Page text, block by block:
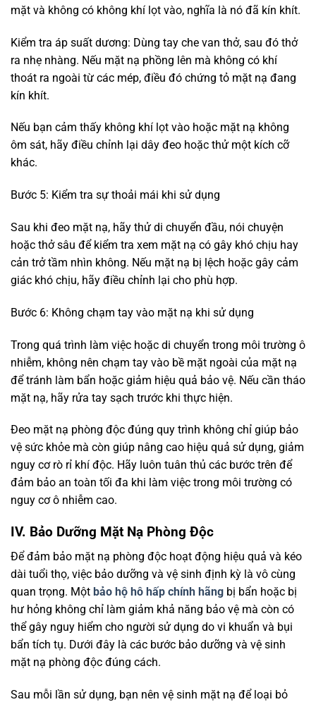
mặt và không có không khí lọt vào, nghĩa là nó đã kín khít.
Kiểm tra áp suất dương: Dùng tay che van thở, sau đó thở
ra nhẹ nhàng. Nếu mặt nạ phồng lên mà không có khí
thoát ra ngoài từ các mép, điều đó chứng tỏ mặt nạ đang
kín khít.
Nếu bạn cảm thấy không khí lọt vào hoặc mặt nạ không
ôm sát, hãy điều chỉnh lại dây đeo hoặc thử một kích cỡ
khác.
Bước 5: Kiểm tra sự thoải mái khi sử dụng
Sau khi đeo mặt nạ, hãy thử di chuyển đầu, nói chuyện
hoặc thở sâu để kiểm tra xem mặt nạ có gây khó chịu hay
cản trở tầm nhìn không. Nếu mặt nạ bị lệch hoặc gây cảm
giác khó chịu, hãy điều chỉnh lại cho phù hợp.
Bước 6: Không chạm tay vào mặt nạ khi sử dụng
Trong quá trình làm việc hoặc di chuyển trong môi trường ô
nhiễm, không nên chạm tay vào bề mặt ngoài của mặt nạ
để tránh làm bẩn hoặc giảm hiệu quả bảo vệ. Nếu cần tháo
mặt nạ, hãy rửa tay sạch trước khi thực hiện.
Đeo mặt nạ phòng độc đúng quy trình không chỉ giúp bảo
vệ sức khỏe mà còn giúp nâng cao hiệu quả sử dụng, giảm
nguy cơ rò rỉ khí độc. Hãy luôn tuân thủ các bước trên để
đảm bảo an toàn tối đa khi làm việc trong môi trường có
nguy cơ ô nhiễm cao.
IV. Bảo Dưỡng Mặt Nạ Phòng Độc
Để đảm bảo mặt nạ phòng độc hoạt động hiệu quả và kéo
dài tuổi thọ, việc bảo dưỡng và vệ sinh định kỳ là vô cùng
quan trọng. Một bảo hộ hô hấp chính hãng bị bẩn hoặc bị
hư hỏng không chỉ làm giảm khả năng bảo vệ mà còn có
thể gây nguy hiểm cho người sử dụng do vi khuẩn và bụi
bẩn tích tụ. Dưới đây là các bước bảo dưỡng và vệ sinh
mặt nạ phòng độc đúng cách.
Sau mỗi lần sử dụng, bạn nên vệ sinh mặt nạ để loại bỏ